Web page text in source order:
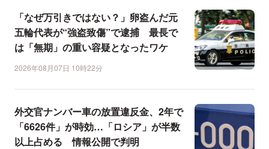
「なぜ万引きではない？」卵盗んだ元
五輪代表が“強盗致傷”で逮捕 最長で
は「無期」の重い容疑となったワケ
2026年08月07日 10時22分
外交官ナンバー車の放置違反金、2年で
「6626件」が時効…「ロシア」が半数
以上占める 情報公開で判明